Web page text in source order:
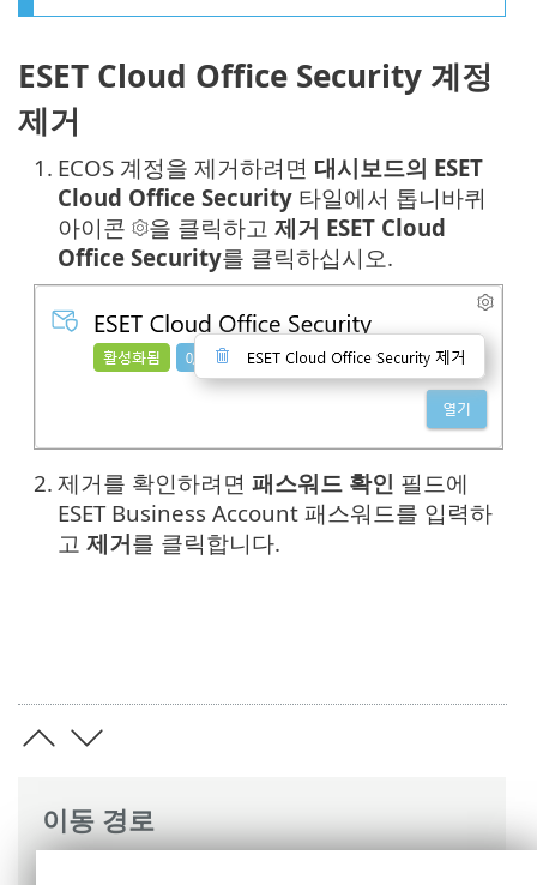
이동 경로
ESET Cloud Office Security 계정
제거
1. ECOS 계정을 제거하려면 대시보드의 ESET
Cloud Office Security 타일에서 톱니바퀴
아이콘
을 클릭하고 제거 ESET Cloud
Office Security를 클릭하십시오.
2. 제거를 확인하려면 패스워드 확인 필드에
ESET Business Account 패스워드를 입력하
고 제거를 클릭합니다.